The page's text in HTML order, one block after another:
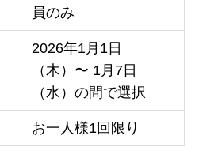
員のみ
2026年1月1日
（木）〜 1月7日
（水）の間で選択
お一人様1回限り